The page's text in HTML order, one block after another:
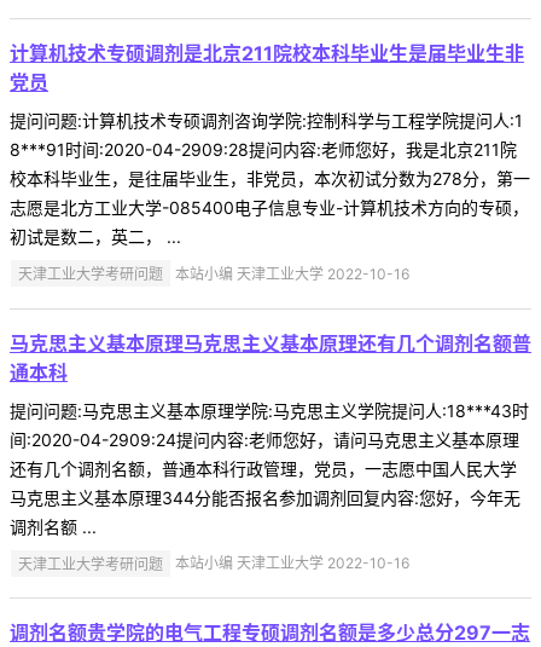
计算机技术专硕调剂是北京211院校本科毕业生是届毕业生非
党员
提问问题:计算机技术专硕调剂咨询学院:控制科学与工程学院提问人:1
8***91时间:2020-04-2909:28提问内容:老师您好，我是北京211院
校本科毕业生，是往届毕业生，非党员，本次初试分数为278分，第一
志愿是北方工业大学-085400电子信息专业-计算机技术方向的专硕，
初试是数二，英二， ...
天津工业大学考研问题 本站小编 天津工业大学 2022-10-16
马克思主义基本原理马克思主义基本原理还有几个调剂名额普
通本科
提问问题:马克思主义基本原理学院:马克思主义学院提问人:18***43时
间:2020-04-2909:24提问内容:老师您好，请问马克思主义基本原理
还有几个调剂名额，普通本科行政管理，党员，一志愿中国人民大学
马克思主义基本原理344分能否报名参加调剂回复内容:您好，今年无
调剂名额 ...
天津工业大学考研问题 本站小编 天津工业大学 2022-10-16
调剂名额贵学院的电气工程专硕调剂名额是多少总分297一志